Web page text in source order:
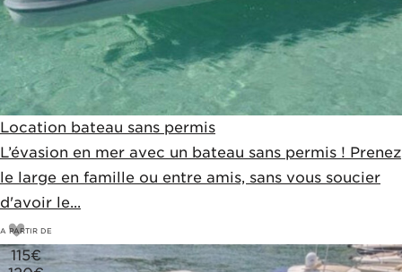
Location bateau sans permis
L’évasion en mer avec un bateau sans permis ! Prenez
le large en famille ou entre amis, sans vous soucier
d'avoir le...
A PARTIR DE
115€